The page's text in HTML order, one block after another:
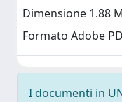
Dimensione 1.88
Formato Adobe
I documenti in